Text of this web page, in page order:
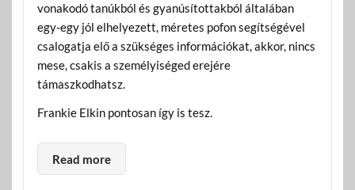
vonakodó tanúkból és gyanúsítottakból általában
egy-egy jól elhelyezett, méretes pofon segítségével
csalogatja elő a szükséges információkat, akkor, nincs
mese, csakis a személyiséged erejére
támaszkodhatsz.
Frankie Elkin pontosan így is tesz.
Read more